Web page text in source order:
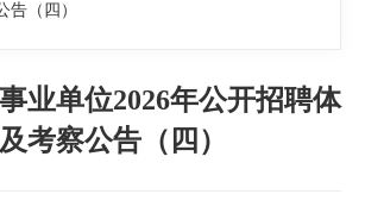
告（四）
业单位2026年公开招聘体
考察公告（四）